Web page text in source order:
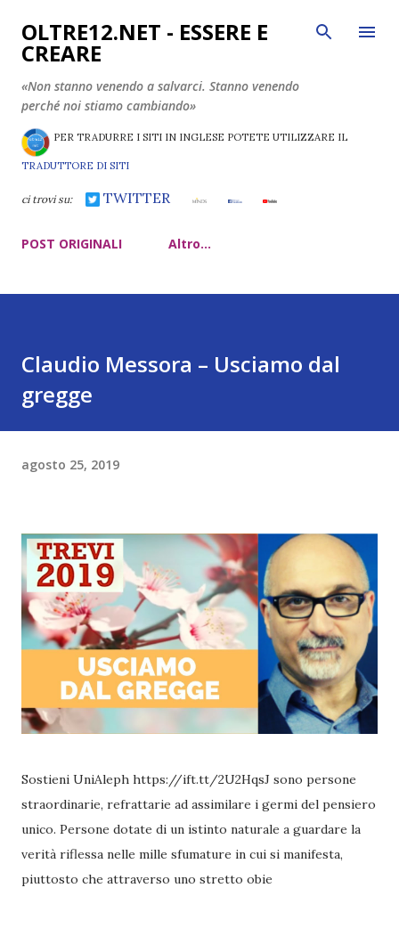
Passa ai contenuti principali
OLTRE12.NET - ESSERE E
CREARE
«Non stanno venendo a salvarci. Stanno venendo
perché noi stiamo cambiando»
PER TRADURRE I SITI IN INGLESE POTETE UTILIZZARE IL
TRADUTTORE DI SITI
ci trovi su: TWITTER
POST ORIGINALI Altro…
Claudio Messora – Usciamo dal
gregge
agosto 25, 2019
Sostieni UniAleph https://ift.tt/2U2HqsJ sono persone
straordinarie, refrattarie ad assimilare i germi del pensiero
unico. Persone dotate di un istinto naturale a guardare la
verità riflessa nelle mille sfumature in cui si manifesta,
piuttosto che attraverso uno stretto obie